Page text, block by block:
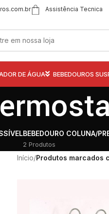
Assistência Tecnica
DE ÁGUA BEBEDOUROS
BEBEDOURO COLUNA/
2 Produtos
Início/Produtos marcados